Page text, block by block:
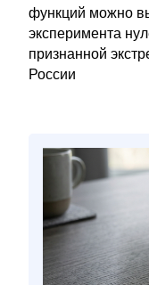
функций можно
эксперимента
признанной
России